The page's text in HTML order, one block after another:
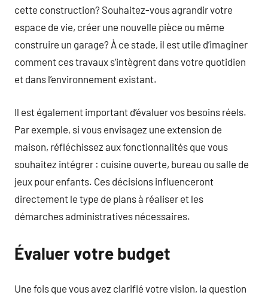
cette construction? Souhaitez-vous agrandir votre
espace de vie, créer une nouvelle pièce ou même
construire un garage? À ce stade, il est utile d’imaginer
comment ces travaux s’intègrent dans votre quotidien
et dans l’environnement existant.
Il est également important d’évaluer vos besoins réels.
Par exemple, si vous envisagez une extension de
maison, réfléchissez aux fonctionnalités que vous
souhaitez intégrer : cuisine ouverte, bureau ou salle de
jeux pour enfants. Ces décisions influenceront
directement le type de plans à réaliser et les
démarches administratives nécessaires.
Évaluer votre budget
Une fois que vous avez clarifié votre vision, la question